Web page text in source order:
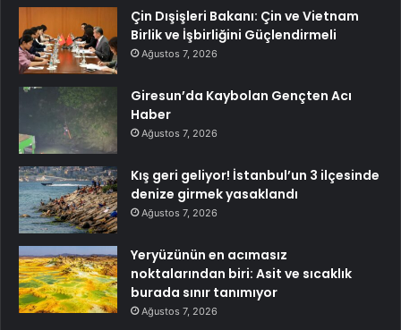
Çin Dışişleri Bakanı: Çin ve Vietnam
Birlik ve İşbirliğini Güçlendirmeli
Ağustos 7, 2026
Giresun’da Kaybolan Gençten Acı
Haber
Ağustos 7, 2026
Kış geri geliyor! İstanbul’un 3 ilçesinde
denize girmek yasaklandı
Ağustos 7, 2026
Yeryüzünün en acımasız
noktalarından biri: Asit ve sıcaklık
burada sınır tanımıyor
Ağustos 7, 2026